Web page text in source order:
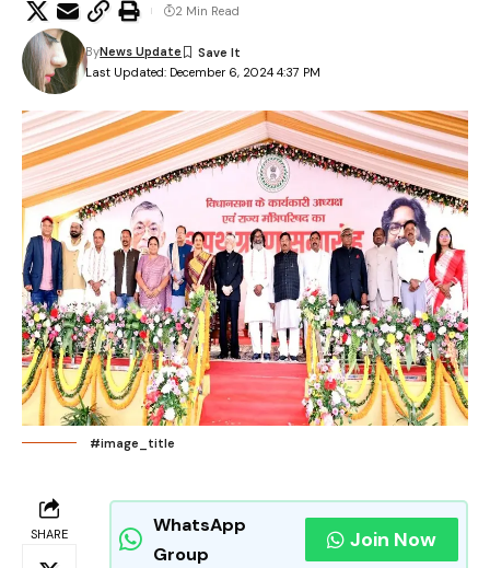
Last Updated: December 6, 2024 4:37 PM
ByNews Update
2 Min Read
#image_title
SHARE
WhatsApp
Group
Join Now